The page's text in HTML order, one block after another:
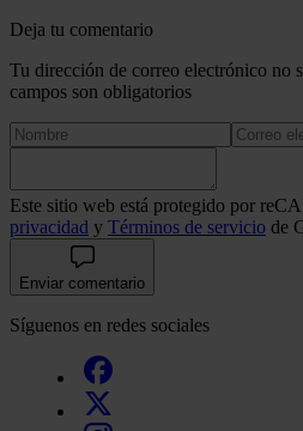
Deja tu comentario
Tu dirección de correo electrónico no
campos son obligatorios
Este sitio web está protegido por
privacidad y Términos de servicio de
Enviar comentario
Síguenos en redes sociales